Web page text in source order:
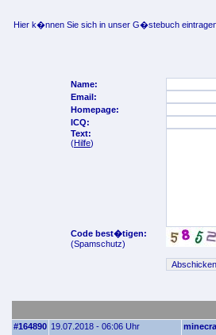
Hier k�nnen Sie sich in unser G�stebuch
Name:
Email:
Homepage:
ICQ:
Text:
(Hilfe)
Code best�tigen:
(Spamschutz)
#164890 19.07.2018 - 06:06 Uhr